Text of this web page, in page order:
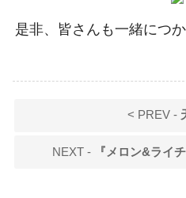
是非、皆さんも一緒につ
< PREV -
NEXT - 『メロン&ライ